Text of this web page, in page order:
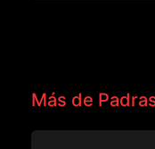
Más de